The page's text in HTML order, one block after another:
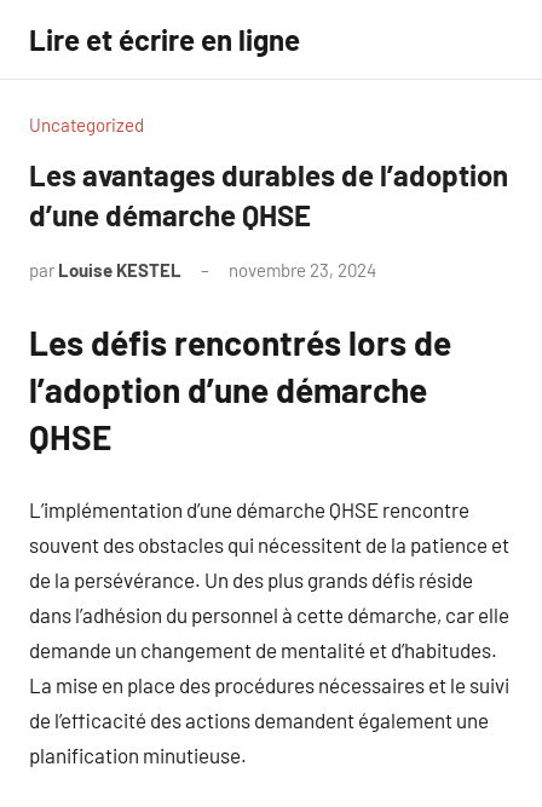
contenu
Lire et écrire en ligne
Uncategorized
Les avantages durables de l’adoption
d’une démarche QHSE
par Louise KESTEL novembre 23, 2024
Les défis rencontrés lors de
l’adoption d’une démarche
QHSE
L’implémentation d’une démarche QHSE rencontre
souvent des obstacles qui nécessitent de la patience et
de la persévérance. Un des plus grands défis réside
dans l’adhésion du personnel à cette démarche, car elle
demande un changement de mentalité et d’habitudes.
La mise en place des procédures nécessaires et le suivi
de l’efficacité des actions demandent également une
planification minutieuse.